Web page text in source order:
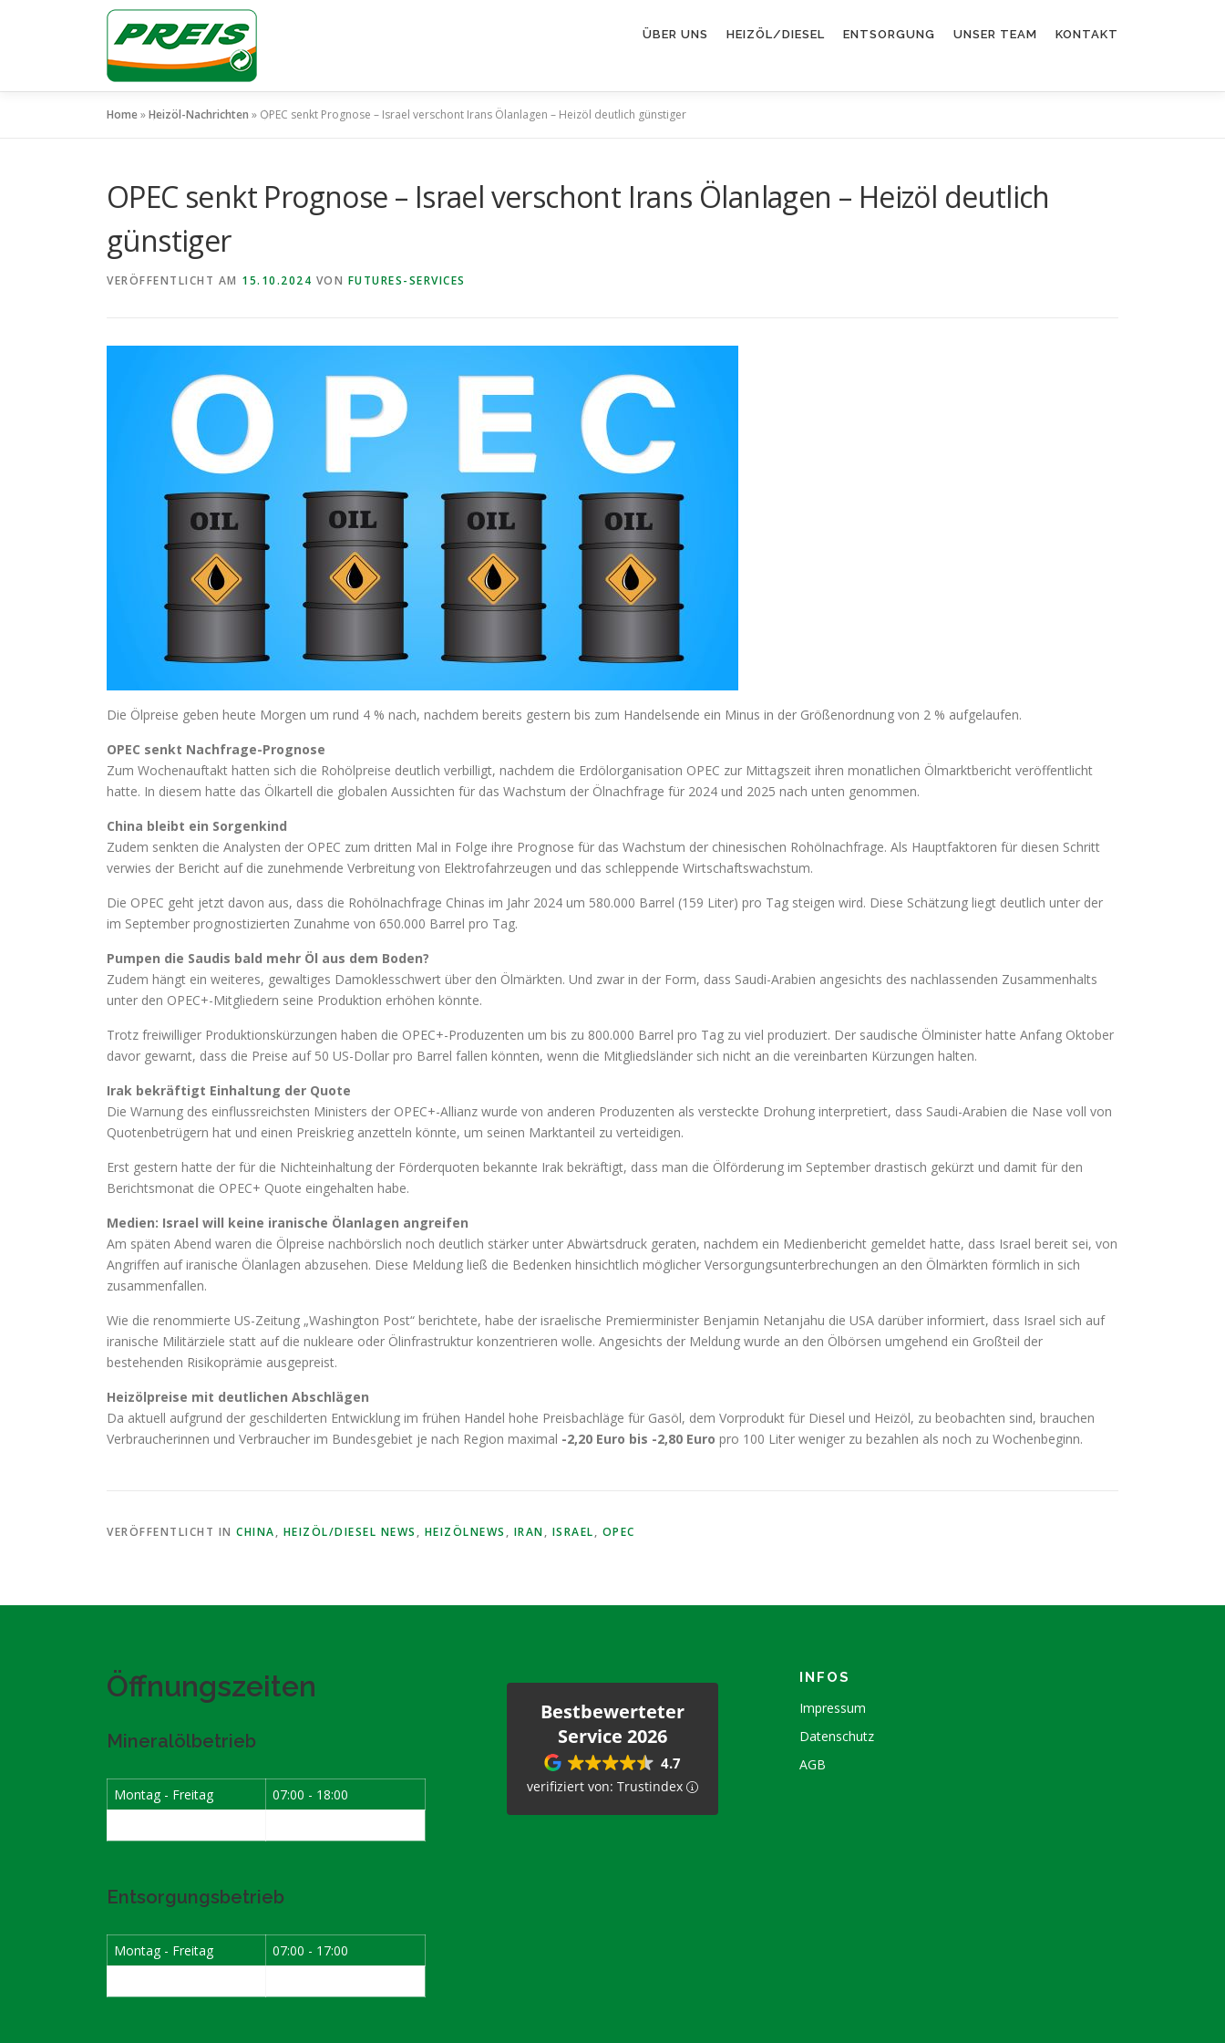
ÜBER UNS HEIZÖL/DIESEL ENTSORGUNG UNSER TEAM KONTAKT
Home»Heizöl-Nachrichten » OPEC senkt Prognose – Israel verschont Irans Ölanlagen – Heizöl deutlich günstiger
OPEC senkt Prognose – Israel verschont Irans Ölanlagen – Heizöl deutlich
günstiger
VERÖFFENTLICHT AM 15.10.2024 VON FUTURES-SERVICES
Die Ölpreise geben heute Morgen um rund 4 % nach, nachdem bereits gestern bis zum Handelsende ein Minus in der Größenordnung von 2 % aufgelaufen.
OPEC senkt Nachfrage-Prognose
Zum Wochenauftakt hatten sich die Rohölpreise deutlich verbilligt, nachdem die Erdölorganisation OPEC zur Mittagszeit ihren monatlichen Ölmarktbericht veröffentlicht
hatte. In diesem hatte das Ölkartell die globalen Aussichten für das Wachstum der Ölnachfrage für 2024 und 2025 nach unten genommen.
China bleibt ein Sorgenkind
Zudem senkten die Analysten der OPEC zum dritten Mal in Folge ihre Prognose für das Wachstum der chinesischen Rohölnachfrage. Als Hauptfaktoren für diesen Schritt
verwies der Bericht auf die zunehmende Verbreitung von Elektrofahrzeugen und das schleppende Wirtschaftswachstum.
Die OPEC geht jetzt davon aus, dass die Rohölnachfrage Chinas im Jahr 2024 um 580.000 Barrel (159 Liter) pro Tag steigen wird. Diese Schätzung liegt deutlich unter der
im September prognostizierten Zunahme von 650.000 Barrel pro Tag.
Pumpen die Saudis bald mehr Öl aus dem Boden?
Zudem hängt ein weiteres, gewaltiges Damoklesschwert über den Ölmärkten. Und zwar in der Form, dass Saudi-Arabien angesichts des nachlassenden Zusammenhalts
unter den OPEC+-Mitgliedern seine Produktion erhöhen könnte.
Trotz freiwilliger Produktionskürzungen haben die OPEC+-Produzenten um bis zu 800.000 Barrel pro Tag zu viel produziert. Der saudische Ölminister hatte Anfang Oktober
davor gewarnt, dass die Preise auf 50 US-Dollar pro Barrel fallen könnten, wenn die Mitgliedsländer sich nicht an die vereinbarten Kürzungen halten.
Irak bekräftigt Einhaltung der Quote
Die Warnung des einflussreichsten Ministers der OPEC+-Allianz wurde von anderen Produzenten als versteckte Drohung interpretiert, dass Saudi-Arabien die Nase voll von
Quotenbetrügern hat und einen Preiskrieg anzetteln könnte, um seinen Marktanteil zu verteidigen.
Erst gestern hatte der für die Nichteinhaltung der Förderquoten bekannte Irak bekräftigt, dass man die Ölförderung im September drastisch gekürzt und damit für den
Berichtsmonat die OPEC+ Quote eingehalten habe.
Medien: Israel will keine iranische Ölanlagen angreifen
Am späten Abend waren die Ölpreise nachbörslich noch deutlich stärker unter Abwärtsdruck geraten, nachdem ein Medienbericht gemeldet hatte, dass Israel bereit sei, von
Angriffen auf iranische Ölanlagen abzusehen. Diese Meldung ließ die Bedenken hinsichtlich möglicher Versorgungsunterbrechungen an den Ölmärkten förmlich in sich
zusammenfallen.
Wie die renommierte US-Zeitung „Washington Post“ berichtete, habe der israelische Premierminister Benjamin Netanjahu die USA darüber informiert, dass Israel sich auf
iranische Militärziele statt auf die nukleare oder Ölinfrastruktur konzentrieren wolle. Angesichts der Meldung wurde an den Ölbörsen umgehend ein Großteil der
bestehenden Risikoprämie ausgepreist.
Heizölpreise mit deutlichen Abschlägen
Da aktuell aufgrund der geschilderten Entwicklung im frühen Handel hohe Preisbachläge für Gasöl, dem Vorprodukt für Diesel und Heizöl, zu beobachten sind, brauchen
Verbraucherinnen und Verbraucher im Bundesgebiet je nach Region maximal -2,20 Euro bis -2,80 Euro pro 100 Liter weniger zu bezahlen als noch zu Wochenbeginn.
VERÖFFENTLICHT IN CHINA, HEIZÖL/DIESEL NEWS , HEIZÖLNEWS , IRAN, ISRAEL, OPEC
Öffnungszeiten
Mineralölbetrieb
Montag - Freitag
07:00 - 18:00
Entsorgungsbetrieb
Montag - Freitag
07:00 - 17:00
Bestbewerteter
Service 2026
4.7
verifiziert von: Trustindex
INFOS
Impressum
Datenschutz
AGB